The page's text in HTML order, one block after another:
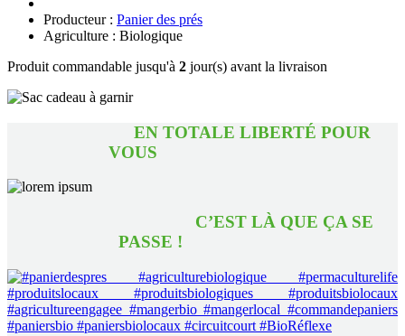
Producteur : Panier des prés
Agriculture : Biologique
Produit commandable jusqu'à 2 jour(s) avant la livraison
EN TOTALE LIBERTÉ POUR
VOUS
C’EST LÀ QUE ÇA SE
PASSE !